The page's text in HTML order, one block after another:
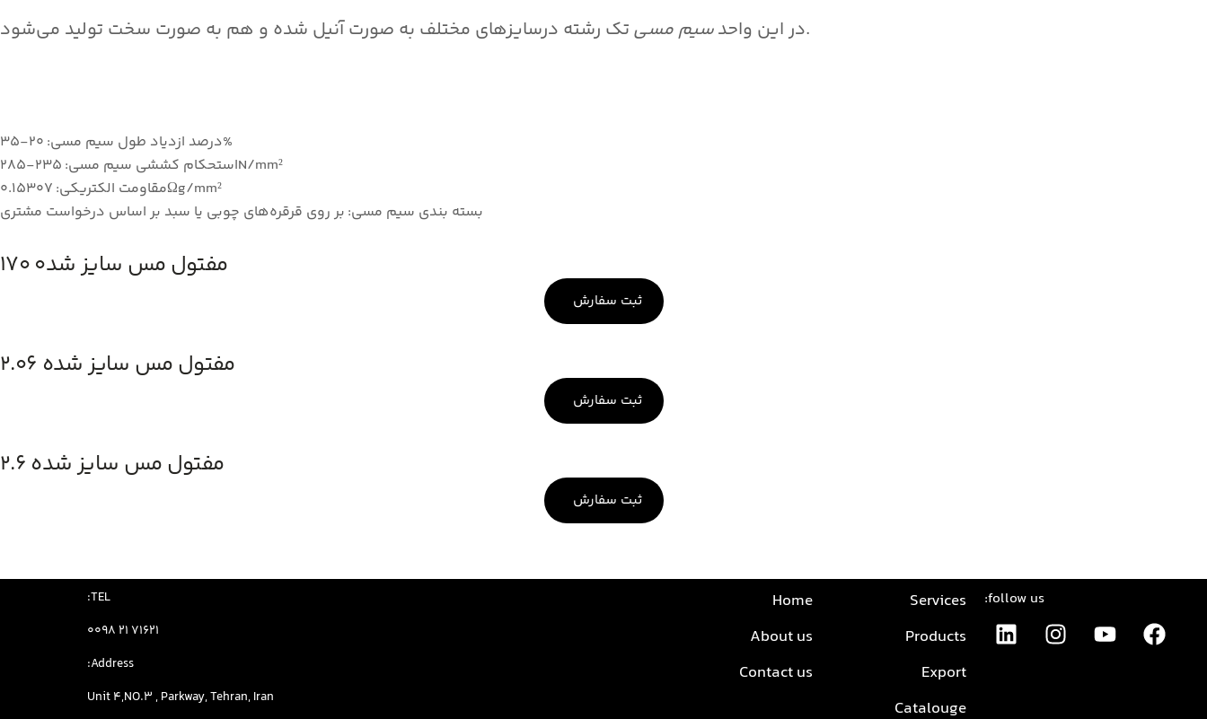
در این واحدسیم مسی تک رشته درسایزهای مختلف به صورت آنیل شده و هم به صورت سخت تولید می‌شود.
درصد ازدیاد طول سیم مسی: 20-35%
استحکام کششی سیم مسی: 235-285N/mm²
مقاومت الکتریکی: 0.15307Ωg/mm²
بسته بندی سیم مسی: بر روی قرقره‌های چوبی یا سبد بر اساس درخواست مشتری
مفتول مس سایز شد۰ ۱۷۰
ثبت سفارش
مفتول مس سایز شده ۲.۰۶
ثبت سفارش
مفتول مس سایز شده ۲.۶
ثبت سفارش
:TEL
0098 21 71621
:Address
Unit 4,NO.3 , Parkway, Tehran, Iran
Home
About us
Contact us
Services
Products
Export
Catalouge
:follow us